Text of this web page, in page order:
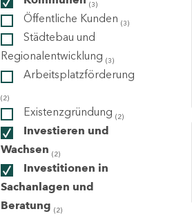
(3)
Öffentliche Kunden (3)
Städtebau und
Regionalentwicklung (3)
Arbeitsplatzförderung
(2)
Existenzgründung (2)
Investieren und
Wachsen (2)
Investitionen in
Sachanlagen und
Beratung (2)